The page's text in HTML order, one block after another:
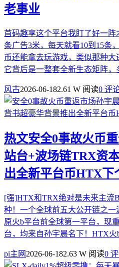
老事业
首码趣享这个平台我盯了好一
条广告3米，每天就看10到15条
币还能拿去玩游戏，类似那种大
它背后是一整套全新生态矩阵，
风古2026-06-182.61 W 阅读0 评
热文安全0事故火币
站台+波场链TRX资
出全新平台币HTX下
[强]HTX和TRX绝对是未来主流
种！一个全球前五大公开链之
原火b平台前全球第一平台，现
台，均来自孙宇晨名下！HTX火
pi主网 2026-06-182.63 W 阅读0